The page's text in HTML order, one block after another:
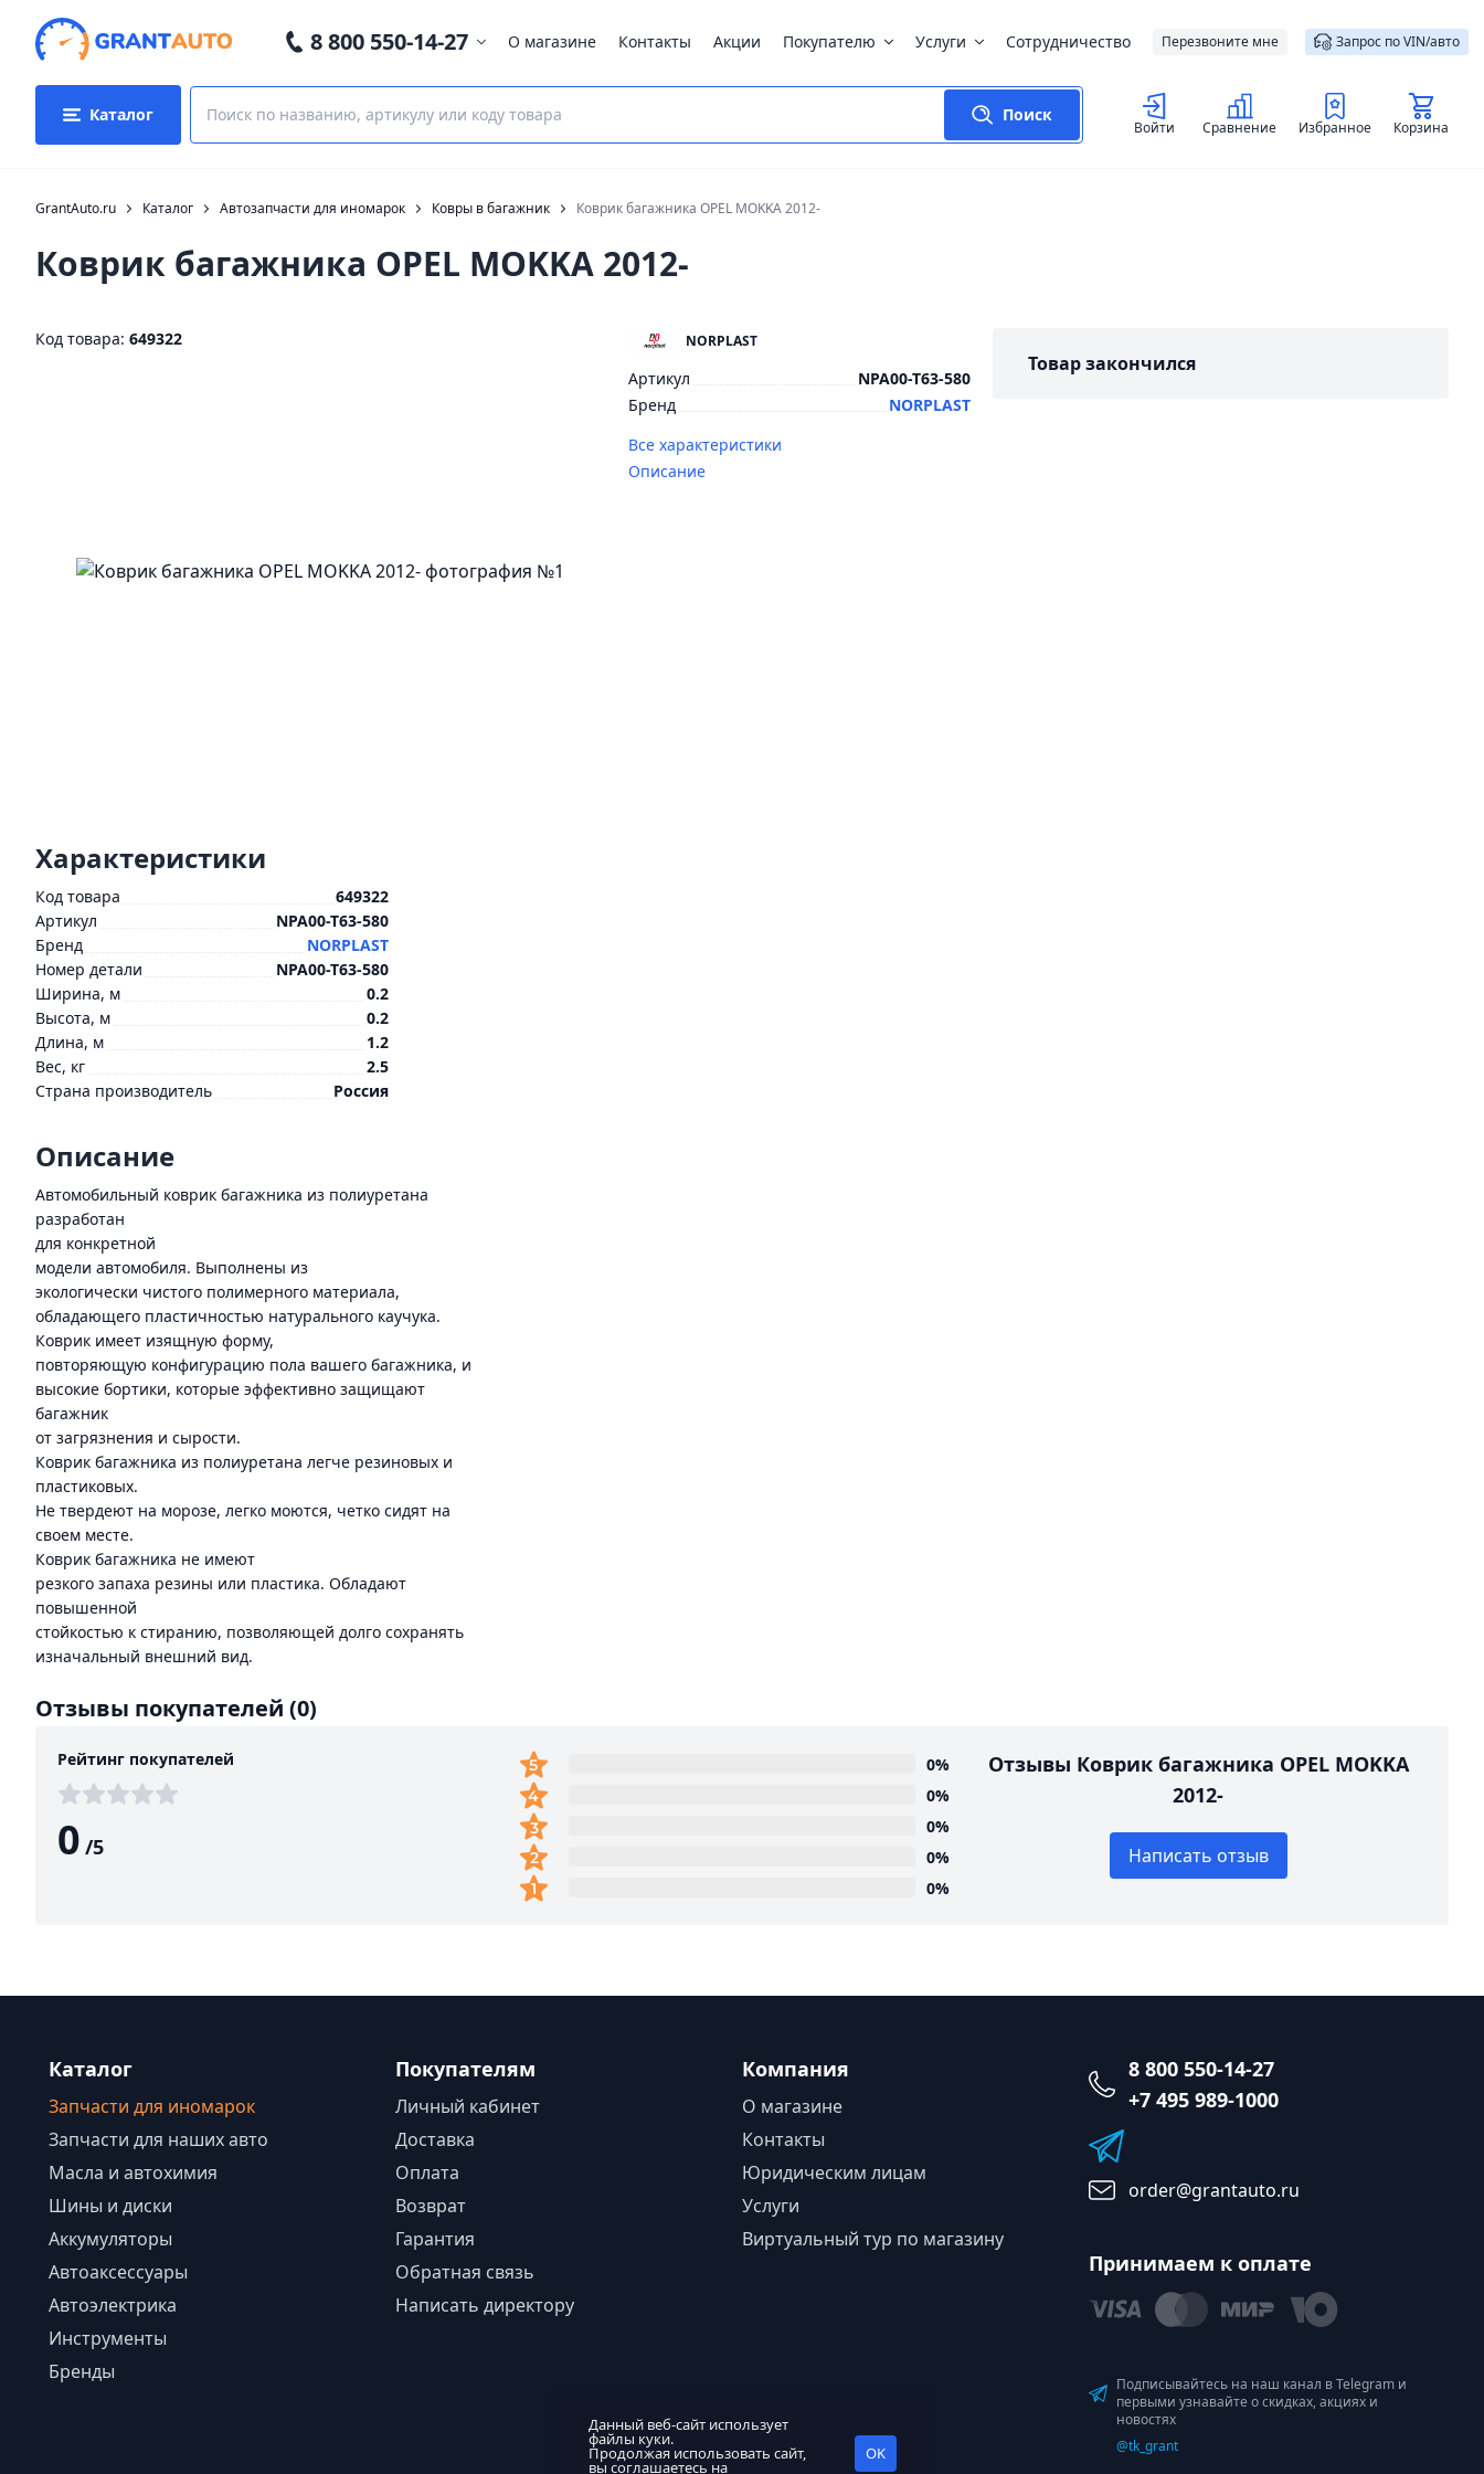
8 800 550-14-27 О магазине Контакты Акции Покупателю Услуги Сотрудничество Перезвоните мне Запрос по VIN/авто
Каталог Поиск
Войти Сравнение Избранное Корзина
GrantAuto.ru Каталог Автозапчасти для иномарок Ковры в багажник Коврик багажника OPEL MOKKA 2012-
Коврик багажника OPEL MOKKA 2012-
Код товара: 649322 NORPLAST
Артикул
NPA00-T63-580
Бренд
NORPLAST
Все характеристики
Описание
Товар закончился
Характеристики
Код товара
649322
Артикул
NPA00-T63-580
Бренд
NORPLAST
Номер детали
NPA00-T63-580
Ширина, м
0.2
Высота, м
0.2
Длина, м
1.2
Вес, кг
2.5
Страна производитель
Россия
Описание
Автомобильный коврик багажника из полиуретана
разработан
для конкретной
модели автомобиля. Выполнены из
экологически чистого полимерного материала,
обладающего пластичностью натурального каучука.
Коврик имеет изящную форму,
повторяющую конфигурацию пола вашего багажника, и
высокие бортики, которые эффективно защищают
багажник
от загрязнения и сырости.
Коврик багажника из полиуретана легче резиновых и
пластиковых.
Не твердеют на морозе, легко моются, четко сидят на
своем месте.
Коврик багажника не имеют
резкого запаха резины или пластика. Обладают
повышенной
стойкостью к стиранию, позволяющей долго сохранять
изначальный внешний вид.
Отзывы покупателей (0)
Рейтинг покупателей
0 /5
0%
0%
0%
0%
0%
Отзывы Коврик багажника OPEL MOKKA
2012-
Написать отзыв
Каталог
Запчасти для иномарок
Запчасти для наших авто
Масла и автохимия
Шины и диски
Аккумуляторы
Автоаксессуары
Автоэлектрика
Инструменты
Бренды
Покупателям
Личный кабинет
Доставка
Оплата
Возврат
Гарантия
Обратная связь
Написать директору
Компания
О магазине
Контакты
Юридическим лицам
Услуги
Виртуальный тур по магазину
8 800 550-14-27
+7 495 989-1000
order@grantauto.ru
Принимаем к оплате
Подписывайтесь на наш канал в Telegram и
первыми узнавайте о скидках, акциях и
новостях
@tk_grant
Данный веб-сайт использует
файлы куки.
Продолжая использовать сайт,
вы соглашаетесь на
OK